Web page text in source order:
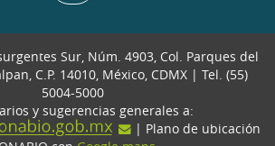
Sur, Núm. 4903, Col. Parques del
C.P. 14010, México, CDMX | Tel. (55)
5004-5000
y sugerencias generales a:
| Plano de ubicación